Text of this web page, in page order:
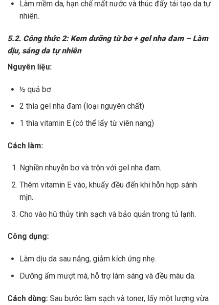
Làm mềm da, hạn chế mất nước và thúc đẩy tái tạo da tự
nhiên.
5.2. Công thức 2: Kem dưỡng từ bơ + gel nha đam – Làm
dịu, sáng da tự nhiên
Nguyên liệu:
½ quả bơ
2 thìa gel nha đam (loại nguyên chất)
1 thìa vitamin E (có thể lấy từ viên nang)
Cách làm:
Nghiền nhuyễn bơ và trộn với gel nha đam.
Thêm vitamin E vào, khuấy đều đến khi hỗn hợp sánh
mịn.
Cho vào hũ thủy tinh sạch và bảo quản trong tủ lạnh.
Công dụng:
Làm dịu da sau nắng, giảm kích ứng nhẹ.
Dưỡng ẩm mượt mà, hỗ trợ làm sáng và đều màu da.
Cách dùng: Sau bước làm sạch và toner, lấy một lượng vừa